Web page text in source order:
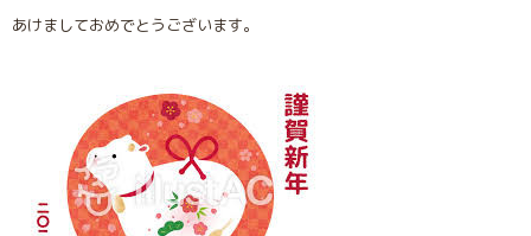
あけましておめでとうございます。